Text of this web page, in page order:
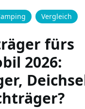
Vergleich
fürs
2026: